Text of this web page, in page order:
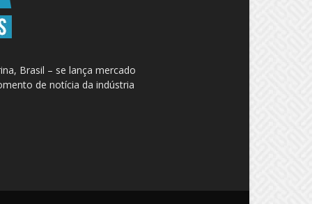
Brasil – se lança mercado
de notícia da indústria